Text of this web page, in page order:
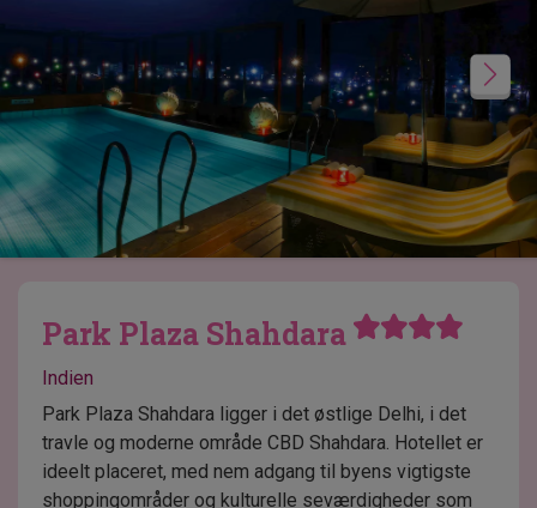
Park Plaza Shahdara
Indien
Park Plaza Shahdara ligger i det østlige Delhi, i det
travle og moderne område CBD Shahdara. Hotellet er
ideelt placeret, med nem adgang til byens vigtigste
shoppingområder og kulturelle seværdigheder som